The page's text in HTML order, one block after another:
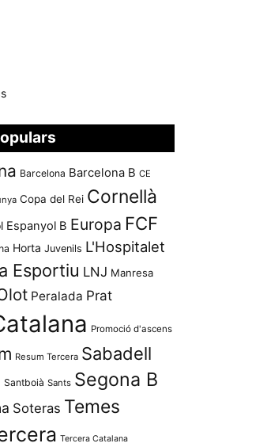
Barcelona Barcelona B CE
Copa del Rei Cornellà
Espanyol B Europa FCF
Horta Juvenils L'Hospitalet
Esportiu LNJ Manresa
Peralada Prat
Promoció d'ascens
Resum Tercera Sabadell
Santboià Sants Segona B
Soteras Temes
Tercera Catalana